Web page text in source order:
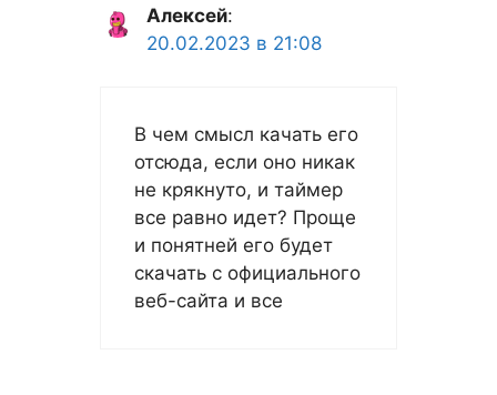
Алексей:
20.02.2023 в 21:08
В чем смысл качать его
отсюда, если оно никак
не крякнуто, и таймер
все равно идет? Проще
и понятней его будет
скачать с официального
веб-сайта и все